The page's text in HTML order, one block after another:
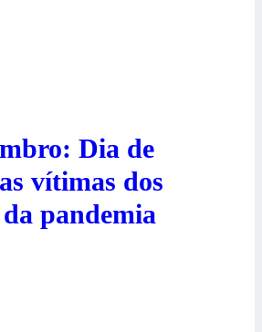
Dia de
vítimas dos
pandemia